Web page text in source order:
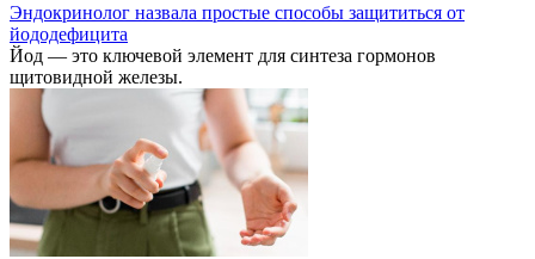
Эндокринолог назвала простые способы защититься от
йододефицита
Йод — это ключевой элемент для синтеза гормонов
щитовидной железы.